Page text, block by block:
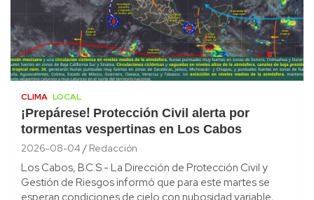
CLIMA LOCAL
¡Prepárese! Protección Civil alerta por
tormentas vespertinas en Los Cabos
2026-08-04 Redacción
Los Cabos, B.C.S.- La Dirección de Protección Civil y
Gestión de Riesgos informó que para este martes se
esperan condiciones de cielo con nubosidad variable,